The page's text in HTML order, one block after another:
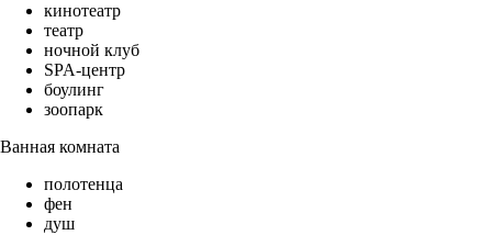
кинотеатр
театр
ночной клуб
SPA-центр
боулинг
зоопарк
Ванная комната
полотенца
фен
душ